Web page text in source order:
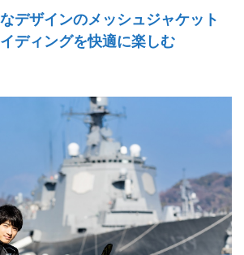
デザインのメッシュジャケット
ディングを快適に楽しむ